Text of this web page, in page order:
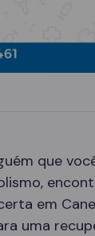
que
em
uma